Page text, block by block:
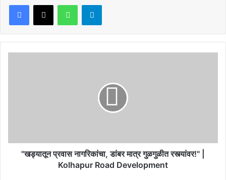
Facebook
X WhatsAppTelegram
Kolhapur
Road"खड्यातून प्रवास नागरिकांचा, डांबर मात्र गुळगुळीत रस्त्यांवर!" |
Kolhapur Road Development